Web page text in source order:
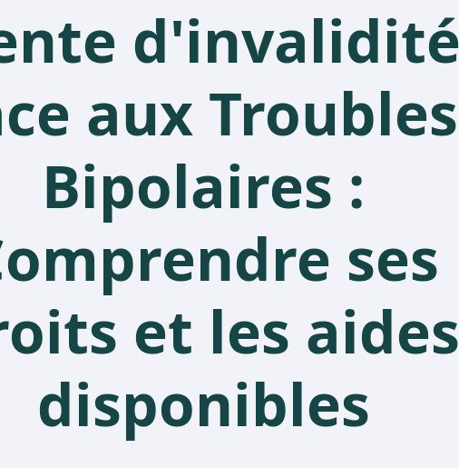
d'invalidité
aux Troubles
Bipolaires :
ses
et les aides
disponibles